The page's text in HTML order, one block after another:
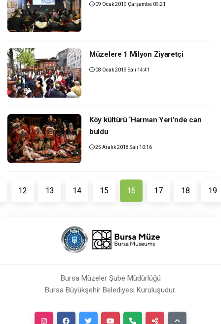
09 Ocak 2019 Çarşamba 09:21
Müzelere 1 Milyon Ziyaretçi
08 Ocak 2019 Salı 14:41
Köy kültürü ‘Harman Yeri’nde can
buldu
25 Aralık 2018 Salı 10:16
12 13 14 15 16 (current)
17 18 19
Bursa Müzeler Şube Müdürlüğü
Bursa Büyükşehir Belediyesi Kuruluşudur.